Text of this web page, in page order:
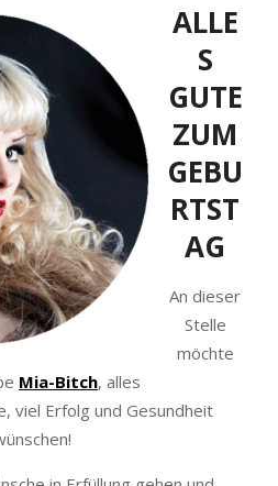
ALLE
S
GUTE
ZUM
GEBU
RTST
AG
An dieser
Stelle
möchte
Mia-Bitch, alles
viel Erfolg und Gesundheit